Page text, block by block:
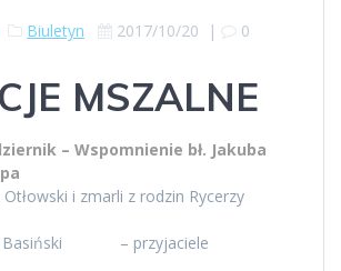
Biuletyn 2017/10/20 | 0
MSZALNE
– Wspomnienie bł. Jakuba
Otłowski i zmarli z rodzin Rycerzy
Basiński – przyjaciele